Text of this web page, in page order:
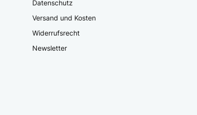
Datenschutz
Versand und Kosten
Widerrufsrecht
Newsletter